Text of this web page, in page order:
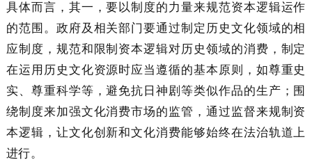
具体而言，其一，要以制度的力量来规范资本逻辑运作
的范围。政府及相关部门要通过制定历史文化领域的相
应制度，规范和限制资本逻辑对历史领域的消费，制定
在运用历史文化资源时应当遵循的基本原则，如尊重史
实、尊重科学等，避免抗日神剧等类似作品的生产；围
绕制度来加强文化消费市场的监管，通过监督来规制资
本逻辑，让文化创新和文化消费能够始终在法治轨道上
进行。